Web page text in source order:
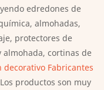
edredones de
almohadas,
protectores de
cortinas de
decorativo Fabricantes
productos son muy